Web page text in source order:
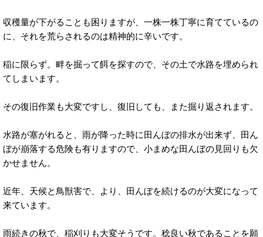
収穫量が下がることも困りますが、一株一株丁寧に育てているの
に、それを荒らされるのは精神的に辛いです。
稲に限らず。畔を掘って餌を探すので、その土で水路を埋められ
てしまいます。
その復旧作業も大変ですし、復旧しても、また掘り返されます。
水路が塞がれると、雨が降った時に田んぼの排水が出来ず、田ん
ぼが崩落する危険も有りますので、小まめな田んぼの見回りも欠
かせません。
近年、天候と鳥獣害で、より、田んぼを続けるのが大変になって
来ています。
雨続きの秋で、稲刈りも大変そうです。稔良い秋であることを願